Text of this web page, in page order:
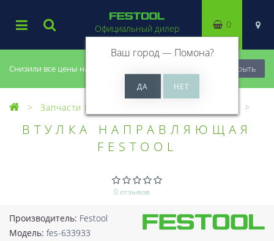
Снизили все цены на 20%, успей купить! Закрыть
Официальный дилер
Ваш город — Помона?
0
Запчасти Festool
ВТУЛКА НАПРАВЛЯЮЩАЯ
FESTOOL
0 отзывов
Производитель: Festool
Модель: fes-633933